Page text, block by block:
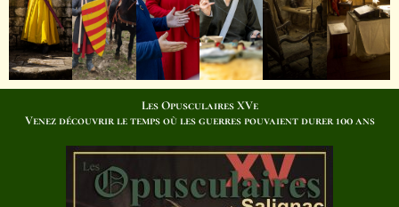
Les Opusculaires XVe
Venez découvrir le temps où les guerres pouvaient durer 100 ans